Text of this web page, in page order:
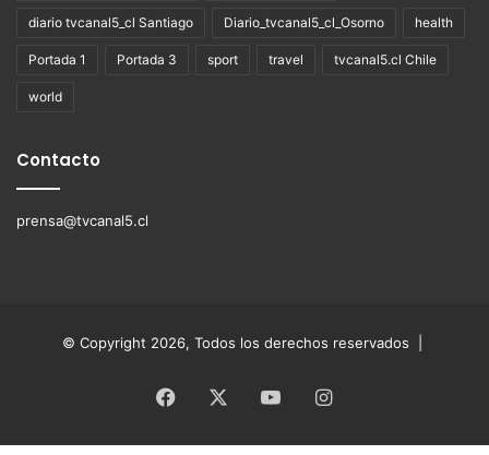
diario tvcanal5_cl Santiago Diario_tvcanal5_cl_Osorno health
Portada 1 Portada 3 sport travel tvcanal5.cl Chile
world
Contacto
prensa@tvcanal5.cl
© Copyright 2026, Todos los derechos reservados |
Facebook YouTubeInstagram